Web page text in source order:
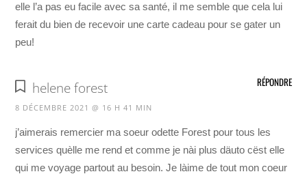
elle l’a pas eu facile avec sa santé, il me semble que cela lui
ferait du bien de recevoir une carte cadeau pour se gater un
peu!
helene forest
8 DÉCEMBRE 2021 @ 16 H 41 MIN
j’aimerais remercier ma soeur odette Forest pour tous les
services quèlle me rend et comme je nài plus däuto cëst elle
qui me voyage partout au besoin. Je làime de tout mon coeur
RÉPONDRE